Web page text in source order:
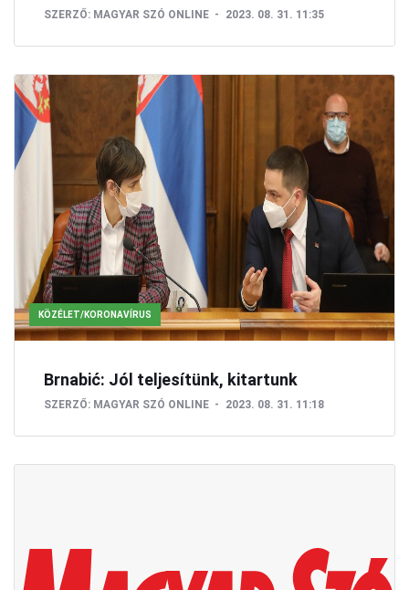
SZERZŐ: MAGYAR SZÓ ONLINE 2023. 08. 31. 11:35
KÖZÉLET/KORONAVÍRUS
Brnabić: Jól teljesítünk, kitartunk
SZERZŐ: MAGYAR SZÓ ONLINE 2023. 08. 31. 11:18